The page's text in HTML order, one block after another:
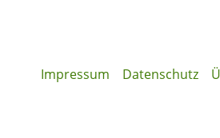
Impressum Datenschutz